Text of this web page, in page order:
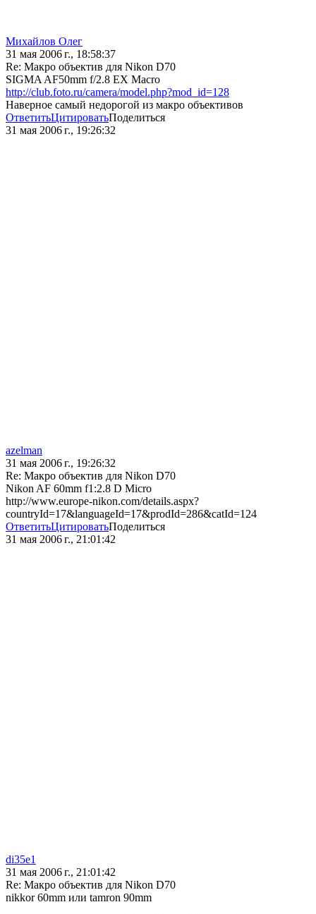
Михайлов Олег
31 мая 2006 г., 18:58:37
Re: Макро объектив для Nikon D70
SIGMA AF50mm f/2.8 EX Macro
http://club.foto.ru/camera/model.php?mod_id=128
Наверное самый недорогой из макро объективов
ОтветитьЦитироватьПоделиться
31 мая 2006 г., 19:26:32
azelman
31 мая 2006 г., 19:26:32
Re: Макро объектив для Nikon D70
Nikon AF 60mm f1:2.8 D Micro
http://www.europe-nikon.com/details.aspx?
countryId=17&languageId=17&prodId=286&catId=124
ОтветитьЦитироватьПоделиться
31 мая 2006 г., 21:01:42
di35e1
31 мая 2006 г., 21:01:42
Re: Макро объектив для Nikon D70
nikkor 60mm или tamron 90mm